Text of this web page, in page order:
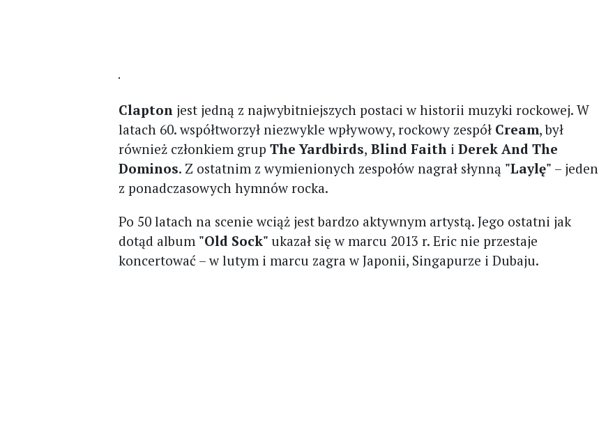
Clapton jest jedną z najwybitniejszych postaci w historii muzyki rockowej. W
latach 60. współtworzył niezwykle wpływowy, rockowy zespół Cream, był
również członkiem grupThe Yardbirds, Blind Faith iDerek And The
Dominos. Z ostatnim z wymienionych zespołów nagrał słynną "Laylę" – jeden
z ponadczasowych hymnów rocka.
Po 50 latach na scenie wciąż jest bardzo aktywnym artystą. Jego ostatni jak
dotąd album "Old Sock" ukazał się w marcu 2013 r. Eric nie przestaje
koncertować – w lutym i marcu zagra w Japonii, Singapurze i Dubaju.